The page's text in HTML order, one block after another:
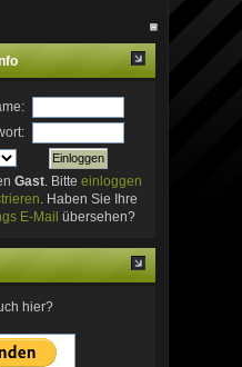
Gast. Bitte einloggen
. Haben Sie Ihre
E-Mail übersehen?
hier?